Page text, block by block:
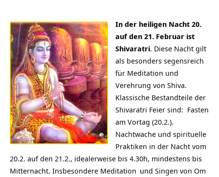
In der heiligen Nacht 20.
auf den 21. Februar ist
Shivaratri. Diese Nacht gilt
als besonders segensreich
für Meditation und
Verehrung von Shiva.
Klassische Bestandteile der
Shivaratri Feier sind: Fasten
am Vortag (20.2.).
Nachtwache und spirituelle
Praktiken in der Nacht vom
20.2. auf den 21.2., idealerweise bis 4.30h, mindestens bis
Mitternacht. Insbesondere Meditation und Singen von Om